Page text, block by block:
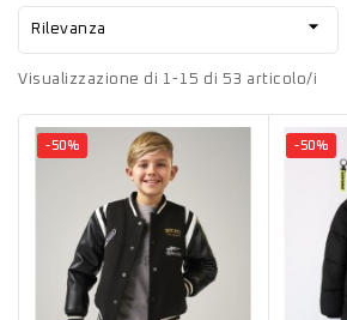
Rilevanza 
Visualizzazione di 1-15 di 53 articolo/i
-50% -50%